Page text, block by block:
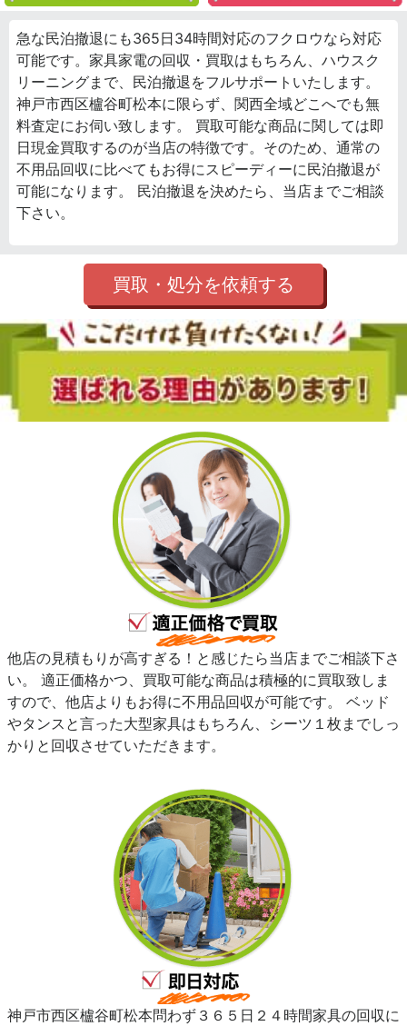
急な民泊撤退にも365日34時間対応のフクロウなら対応
可能です。家具家電の回収・買取はもちろん、ハウスク
リーニングまで、民泊撤退をフルサポートいたします。
神戸市西区櫨谷町松本に限らず、関西全域どこへでも無
料査定にお伺い致します。 買取可能な商品に関しては即
日現金買取するのが当店の特徴です。そのため、通常の
不用品回収に比べてもお得にスピーディーに民泊撤退が
可能になります。 民泊撤退を決めたら、当店までご相談
下さい。
買取・処分を依頼する
他店の見積もりが高すぎる！と感じたら当店までご相談下さ
い。 適正価格かつ、買取可能な商品は積極的に買取致しま
すので、他店よりもお得に不用品回収が可能です。 ベッド
やタンスと言った大型家具はもちろん、シーツ１枚までしっ
かりと回収させていただきます。
神戸市西区櫨谷町松本問わず３６５日２４時間家具の回収に